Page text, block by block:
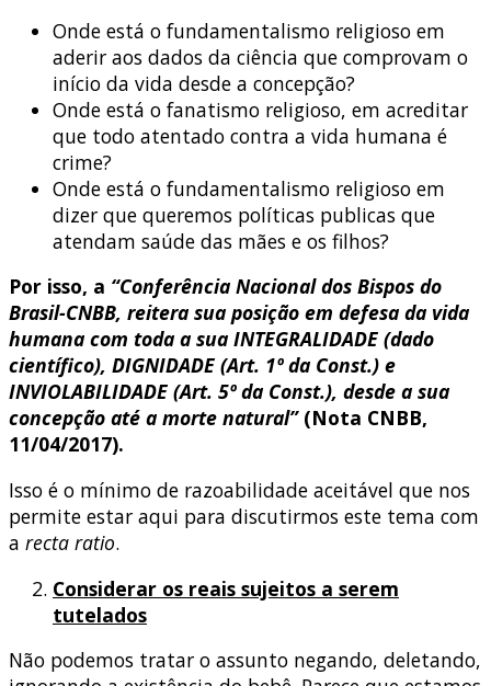
Onde está o fundamentalismo religioso em
aderir aos dados da ciência que comprovam o
início da vida desde a concepção?
Onde está o fanatismo religioso, em acreditar
que todo atentado contra a vida humana é
crime?
Onde está o fundamentalismo religioso em
dizer que queremos políticas publicas que
atendam saúde das mães e os filhos?
Por isso, a “Conferência Nacional dos Bispos do
Brasil-CNBB, reitera sua posição em defesa da vida
humana com toda a sua INTEGRALIDADE (dado
científico), DIGNIDADE (Art. 1º da Const.) e
INVIOLABILIDADE (Art. 5º da Const.), desde a sua
concepção até a morte natural”(Nota CNBB,
11/04/2017).
Isso é o mínimo de razoabilidade aceitável que nos
permite estar aqui para discutirmos este tema com
a recta ratio.
Considerar os reais sujeitos a serem
tutelados
Não podemos tratar o assunto negando, deletando,